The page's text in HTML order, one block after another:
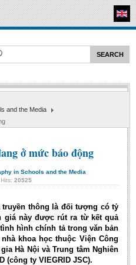
Comparative Literature
and the Media
ở mức báo động
in Schools and the Media
Hits: 20525
thông là đối tượng có tỷ
giá này được rút ra từ kết quả
hình chính tả trong văn bản
khoa học thuộc Viện Công
Hà Nội và Trung tâm Nghiên
(công ty VIEGRID JSC).